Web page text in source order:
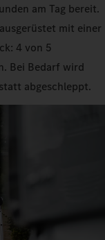
am Tag bereit.
mit einer
4 von 5
Bei Bedarf wird
abgeschleppt.